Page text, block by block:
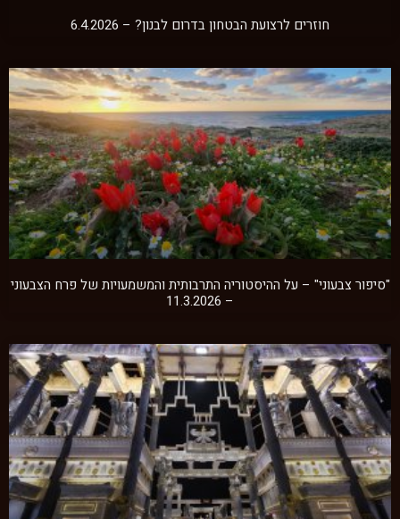
חוזרים לרצועת הבטחון בדרום לבנון? – 6.4.2026
"סיפור צבעוני" – על ההיסטוריה התרבותית והמשמעויות של פרח הצבעוני
– 11.3.2026